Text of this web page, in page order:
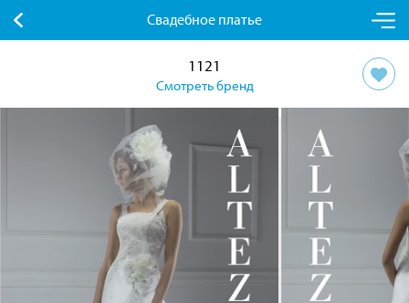
Свадебное платье
1121
Смотреть бренд